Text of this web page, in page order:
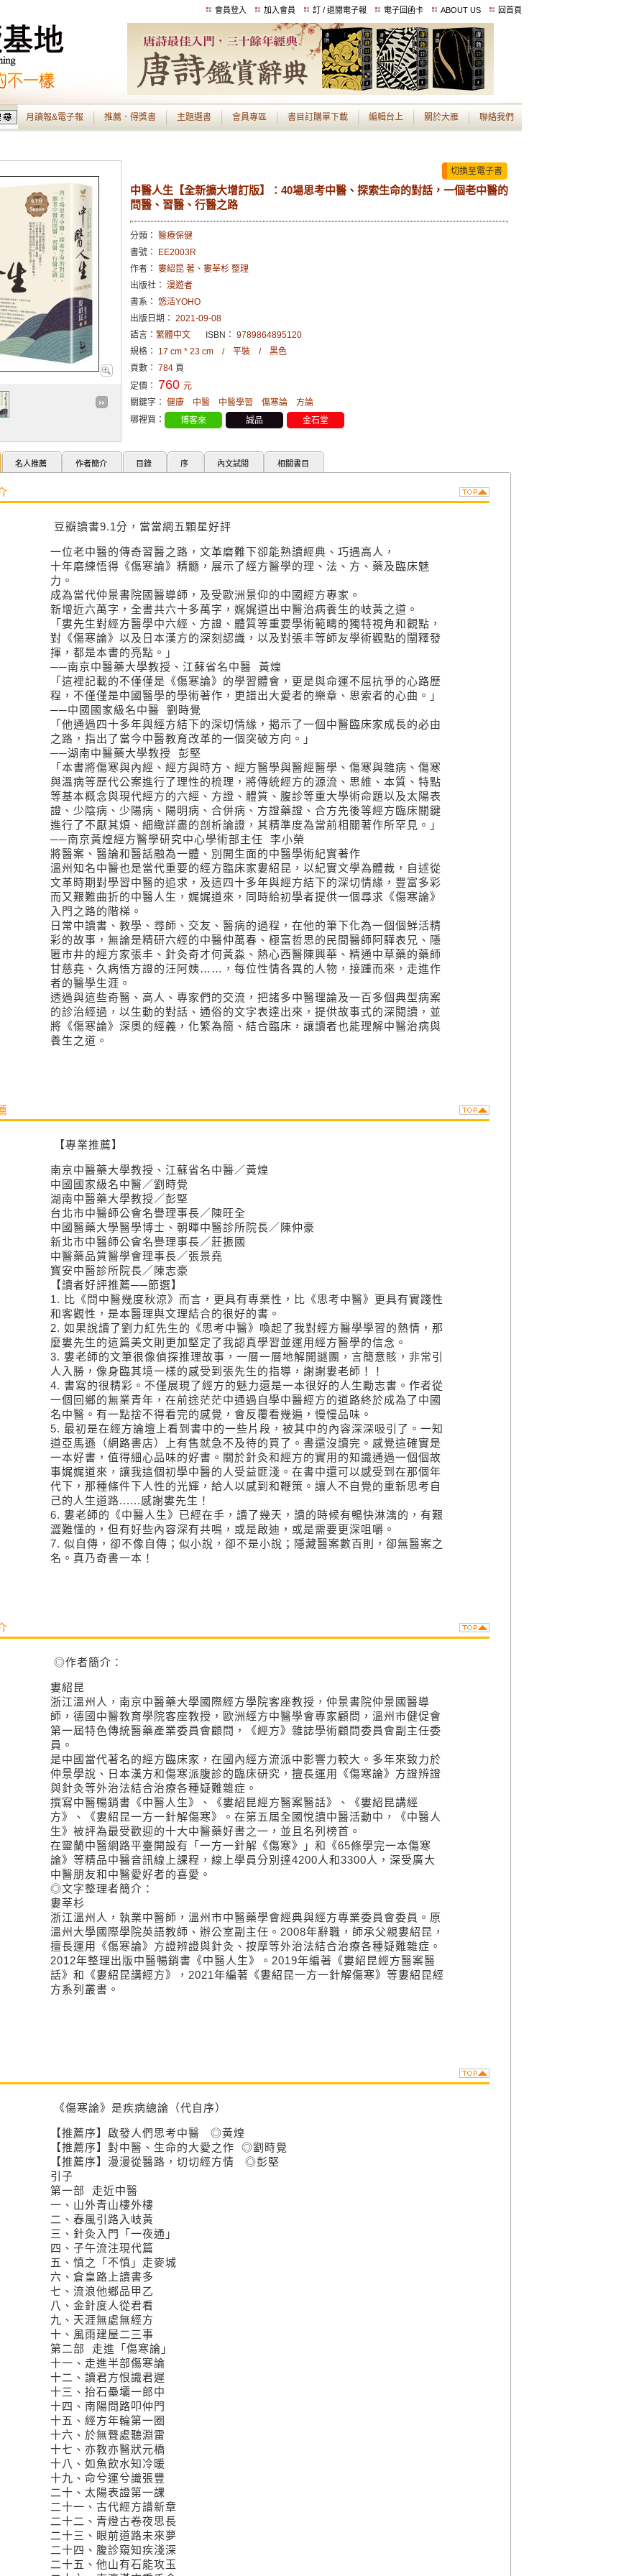
會員登入 加入會員 訂 / 退閱電子報 電子回函卡 ABOUT US 回首頁
月讀報&電子報 推薦．得獎書 主題選書 會員專區 書目訂購單下載 編輯台上 關於大雁 聯絡我們
切換至電子書
中醫人生【全新擴大增訂版】：40場思考中醫、探索生命的對話，一個老中醫的
問醫、習醫、行醫之路
分類： 醫療保健
書號：
EE2003R
作者： 婁紹昆 著、婁莘杉 整理
出版社： 漫遊者
書系： 悠活YOHO
出版日期： 2021-09-08
語言： 繁體中文 ISBN： 9789864895120
規格： 17 cm * 23 cm / 平裝 / 黑色
頁數： 784 頁
定價： 760 元
關鍵字： 健康 中醫 中醫學習 傷寒論
方論
哪裡買：
博客來 誠品 金石堂
名人推薦 作者簡介 目錄 序 內文試閱 相關書目
豆瓣讀書9.1分，當當網五顆星好評
一位老中醫的傳奇習醫之路，文革磨難下卻能熟讀經典、巧遇高人，
十年磨練悟得《傷寒論》精髓，展示了經方醫學的理、法、方、藥及臨床魅
力。
成為當代仲景書院國醫導師，及受歐洲景仰的中國經方專家。
新增近六萬字，全書共六十多萬字，娓娓道出中醫治病養生的岐黃之道。
「婁先生對經方醫學中六經、方證、體質等重要學術範疇的獨特視角和觀點，
對《傷寒論》以及日本漢方的深刻認識，以及對張丰等師友學術觀點的闡釋發
揮，都是本書的亮點。」
──南京中醫藥大學教授、江蘇省名中醫 黃煌
「這裡記載的不僅僅是《傷寒論》的學習體會，更是與命運不屈抗爭的心路歷
程，不僅僅是中國醫學的學術著作，更譜出大愛者的樂章、思索者的心曲。」
──中國國家級名中醫 劉時覺
「他通過四十多年與經方結下的深切情緣，揭示了一個中醫臨床家成長的必由
之路，指出了當今中醫教育改革的一個突破方向。」
──湖南中醫藥大學教授 彭堅
「本書將傷寒與內經、經方與時方、經方醫學與醫經醫學、傷寒與雜病、傷寒
與溫病等歷代公案進行了理性的梳理，將傳統經方的源流、思維、本質、特點
等基本概念與現代經方的六經、方證、體質、腹診等重大學術命題以及太陽表
證、少陰病、少陽病、陽明病、合併病、方證藥證、合方先後等經方臨床關鍵
進行了不厭其煩、細緻詳盡的剖析論證，其精準度為當前相關著作所罕見。」
──南京黃煌經方醫學研究中心學術部主任 李小榮
將醫案、醫論和醫話融為一體、別開生面的中醫學術紀實著作
溫州知名中醫也是當代重要的經方臨床家婁紹昆，以紀實文學為體裁，自述從
文革時期對學習中醫的追求，及這四十多年與經方結下的深切情緣，豐富多彩
而又艱難曲折的中醫人生，娓娓道來，同時給初學者提供一個尋求《傷寒論》
入門之路的階梯。
日常中讀書、教學、尋師、交友、醫病的過程，在他的筆下化為一個個鮮活精
彩的故事，無論是精研六經的中醫仲萬春、極富哲思的民間醫師阿驊表兄、隱
匿市井的經方家張丰、針灸奇才何黃淼、熱心西醫陳興華、精通中草藥的藥師
甘慈堯、久病悟方證的汪阿姨……，每位性情各異的人物，接踵而來，走進作
者的醫學生涯。
透過與這些奇醫、高人、專家們的交流，把諸多中醫理論及一百多個典型病案
的診治經過，以生動的對話、通俗的文字表達出來，提供故事式的深閱讀，並
將《傷寒論》深奧的經義，化繁為簡、結合臨床，讓讀者也能理解中醫治病與
養生之道。
【專業推薦】
南京中醫藥大學教授、江蘇省名中醫／黃煌
中國國家級名中醫／劉時覺
湖南中醫藥大學教授／彭堅
台北市中醫師公會名譽理事長／陳旺全
中國醫藥大學醫學博士、朝暉中醫診所院長／陳仲豪
新北市中醫師公會名譽理事長／莊振國
中醫藥品質醫學會理事長／張景堯
寳安中醫診所院長／陳志豪
【讀者好評推薦──節選】
1. 比《問中醫幾度秋涼》而言，更具有專業性，比《思考中醫》更具有實踐性
和客觀性，是本醫理與文理結合的很好的書。
2. 如果說讀了劉力紅先生的《思考中醫》喚起了我對經方醫學學習的熱情，那
麼婁先生的這篇美文則更加堅定了我認真學習並運用經方醫學的信念。
3. 婁老師的文筆很像偵探推理故事，一層一層地解開謎團，言簡意賅，非常引
人入勝，像身臨其境一樣的感受到張先生的指導，謝謝婁老師！！
4. 書寫的很精彩。不僅展現了經方的魅力還是一本很好的人生勵志書。作者從
一個回鄉的無業青年，在前途茫茫中通過自學中醫經方的道路終於成為了中國
名中醫。有一點捨不得看完的感覺，會反覆看幾遍，慢慢品味。
5. 最初是在經方論壇上看到書中的一些片段，被其中的內容深深吸引了。一知
道亞馬遜（網路書店）上有售就急不及待的買了。書還沒讀完。感覺這確實是
一本好書，值得細心品味的好書。關於針灸和經方的實用的知識通過一個個故
事娓娓道來，讓我這個初學中醫的人受益匪淺。在書中還可以感受到在那個年
代下，那種條件下人性的光輝，給人以感到和鞭策。讓人不自覺的重新思考自
己的人生道路......感謝婁先生！
6. 婁老師的《中醫人生》已經在手，讀了幾天，讀的時候有暢快淋漓的，有艱
澀難懂的，但有好些內容深有共鳴，或是啟迪，或是需要更深咀嚼。
7. 似自傳，卻不像自傳；似小說，卻不是小說；隱藏醫案數百則，卻無醫案之
名。真乃奇書一本！
◎作者簡介：
婁紹昆
浙江溫州人，南京中醫藥大學國際經方學院客座教授，仲景書院仲景國醫導
師，德國中醫教育學院客座教授，歐洲經方中醫學會專家顧問，溫州市健促會
第一屆特色傳統醫藥產業委員會顧問，《經方》雜誌學術顧問委員會副主任委
員。
是中國當代著名的經方臨床家，在國內經方流派中影響力較大。多年來致力於
仲景學說、日本漢方和傷寒派腹診的臨床研究，擅長運用《傷寒論》方證辨證
與針灸等外治法結合治療各種疑難雜症。
撰寫中醫暢銷書《中醫人生》、《婁紹昆經方醫案醫話》、《婁紹昆講經
方》、《婁紹昆一方一針解傷寒》。在第五屆全國悅讀中醫活動中，《中醫人
生》被評為最受歡迎的十大中醫藥好書之一，並且名列榜首。
在靈蘭中醫網路平臺開設有「一方一針解《傷寒》」和《65條學完一本傷寒
論》等精品中醫音訊線上課程，線上學員分別達4200人和3300人，深受廣大
中醫朋友和中醫愛好者的喜愛。
◎文字整理者簡介：
婁莘杉
浙江溫州人，執業中醫師，溫州市中醫藥學會經典與經方專業委員會委員。原
溫州大學國際學院英語教師、辦公室副主任。2008年辭職，師承父親婁紹昆，
擅長運用《傷寒論》方證辨證與針灸、按摩等外治法結合治療各種疑難雜症。
2012年整理出版中醫暢銷書《中醫人生》。2019年編著《婁紹昆經方醫案醫
話》和《婁紹昆講經方》，2021年編著《婁紹昆一方一針解傷寒》等婁紹昆經
方系列叢書。
《傷寒論》是疾病總論（代自序）
【推薦序】啟發人們思考中醫 ◎黃煌
【推薦序】對中醫、生命的大愛之作 ◎劉時覺
【推薦序】漫漫從醫路，切切經方情 ◎彭堅
引子
第一部 走近中醫
一、山外青山樓外樓
二、春風引路入岐黃
三、針灸入門「一夜通」
四、子午流注現代篇
五、慎之「不慎」走麥城
六、倉皇路上讀書多
七、流浪他鄉品甲乙
八、金針度人從君看
九、天涯無處無經方
十、風雨建屋二三事
第二部 走進「傷寒論」
十一、走進半部傷寒論
十二、讀君方恨識君遲
十三、抬石壘壩一郎中
十四、南陽問路叩仲門
十五、經方年輪第一圈
十六、於無聲處聽淵雷
十七、亦教亦醫狀元橋
十八、如魚飲水知冷暖
十九、命兮運兮識張豐
二十、太陽表證第一課
二十一、古代經方譜新章
二十二、青燈古卷夜思長
二十三、眼前道路未來夢
二十四、腹診窺知疾淺深
二十五、他山有石能攻玉